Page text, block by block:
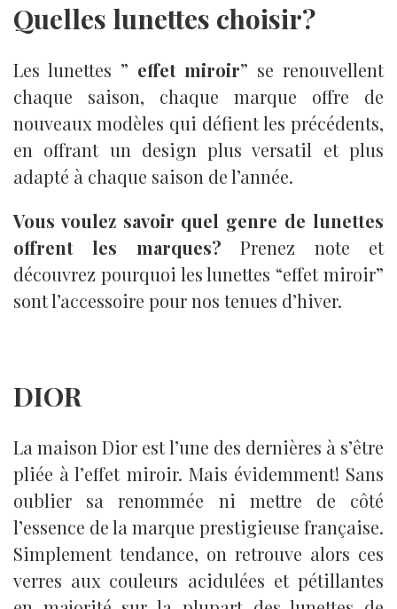
Quelles lunettes choisir?
Les lunettes ” effet miroir” se renouvellent
chaque saison, chaque marque offre de
nouveaux modèles qui défient les précédents,
en offrant un design plus versatil et plus
adapté à chaque saison de l’année.
Vous voulez savoir quel genre de lunettes
offrent les marques? Prenez note et
découvrez pourquoi les lunettes “effet miroir”
sont l’accessoire pour nos tenues d’hiver.
DIOR
La maison Dior est l’une des dernières à s’être
pliée à l’effet miroir. Mais évidemment! Sans
oublier sa renommée ni mettre de côté
l’essence de la marque prestigieuse française.
Simplement tendance, on retrouve alors ces
verres aux couleurs acidulées et pétillantes